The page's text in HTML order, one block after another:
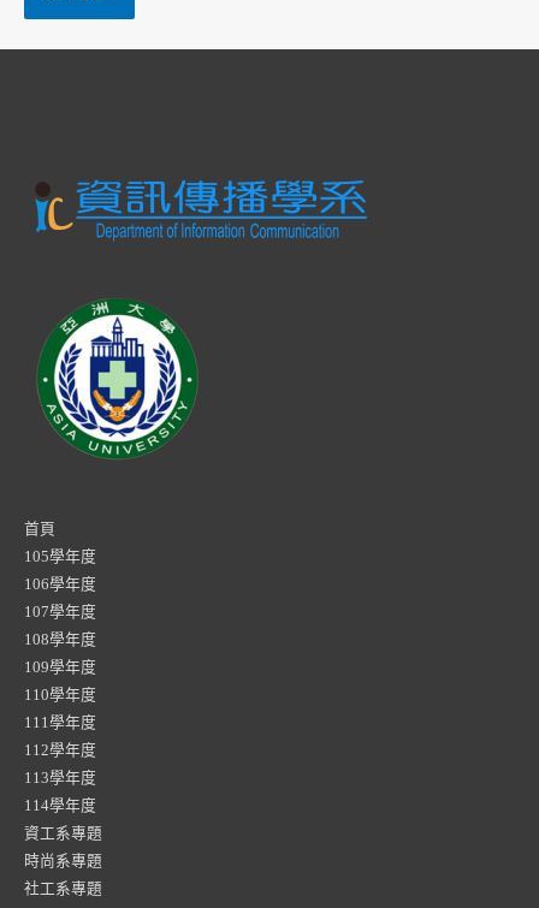
首頁
105學年度
106學年度
107學年度
108學年度
109學年度
110學年度
111學年度
112學年度
113學年度
114學年度
資工系專題
時尚系專題
社工系專題